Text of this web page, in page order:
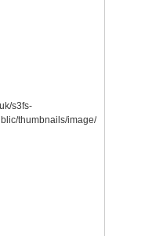
s3fs-
thumbnails/image/2015/12/11/